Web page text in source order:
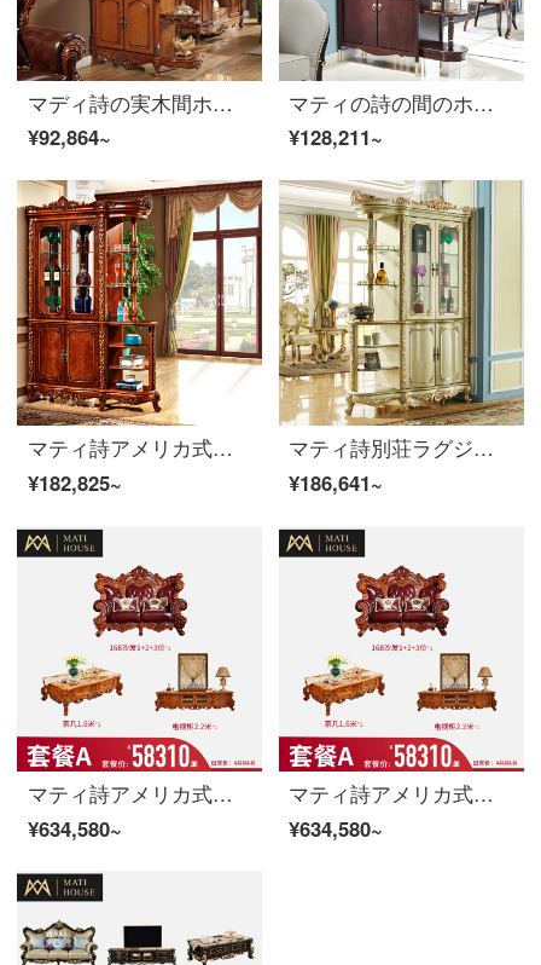
マディ詩の実木間ホールの戸棚はアメリカ間のホールの戸棚の洋式の装飾の戸棚の玄関の戸棚はホールの戸棚の仕切りの戸棚の下駄箱のアメリカ間のホールの戸棚をあけます
¥92,864~
マティの詩の間のホールの戸棚はホールの間隔の戸棚の新しい古典の酒屋の本当の木の箱に入って棚の説明金を並べて多く使います。
¥128,211~
マティ詩アメリカ式の古間庁のキャビネットを模した豪華な木造家具のリビングルームの仕切り棚ガラスのキャビネット装飾キャビネット【古代・フィレンツェ】間庁のキャビネット
¥182,825~
マティ詩別荘ラグジュアリールームキャビネット洋式仕切り棚客間装飾棚酒棚展示棚【フィレンツェシリーズ】金箔間庁キャビネット
¥186,641~
マティ詩アメリカ式豪華別荘欧式本革ソファーリビングルームセットレストランホテルの多点套臻品別荘客間五点セット【Aスイート】
¥634,580~
マティ詩アメリカ式豪華別荘欧式本革ソファーリビングルームセットレストランホテルの多点套臻品別荘客間五点セット【Aスイート】
¥634,580~